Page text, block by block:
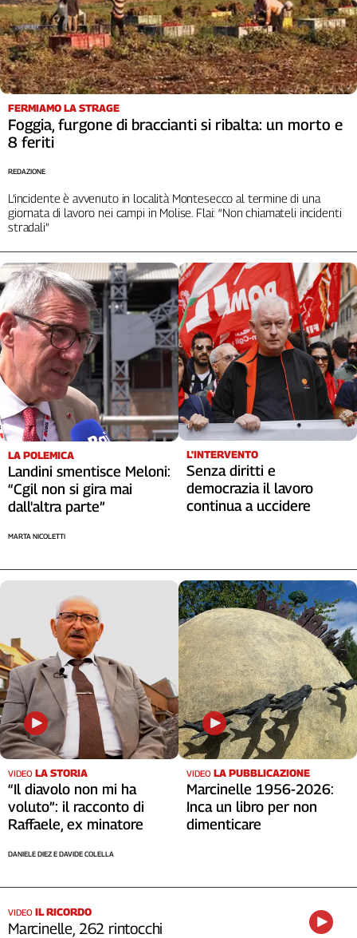
FERMIAMO LA STRAGE
Foggia, furgone di braccianti si ribalta: un morto e
8 feriti
L’incidente è avvenuto in località Montesecco al termine di una
giornata di lavoro nei campi in Molise. Flai: “Non chiamateli incidenti
stradali”
REDAZIONE
LA POLEMICA
Landini smentisce Meloni:
“Cgil non si gira mai
dall'altra parte”
MARTA NICOLETTI
L'INTERVENTO
Senza diritti e
democrazia il lavoro
continua a uccidere
VIDEO LA STORIA
“Il diavolo non mi ha
voluto”: il racconto di
Raffaele, ex minatore
DANIELE DIEZ E DAVIDE COLELLA
VIDEO LA PUBBLICAZIONE
Marcinelle 1956-2026:
Inca un libro per non
dimenticare
VIDEO IL RICORDO
Marcinelle, 262 rintocchi